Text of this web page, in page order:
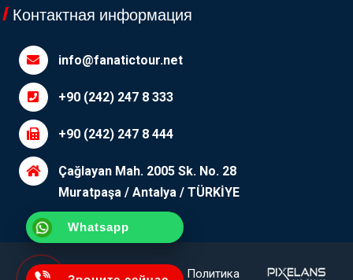
Whatsapp
Контактная информация
info@fanatictour.net
+90 (242) 247 8 333
+90 (242) 247 8 444
Çağlayan Mah. 2005 Sk. No. 28
Muratpaşa / Antalya / TÜRKİYE
Уточняющий П.И.Ф. Политика